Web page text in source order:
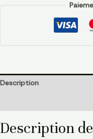
Description
Description